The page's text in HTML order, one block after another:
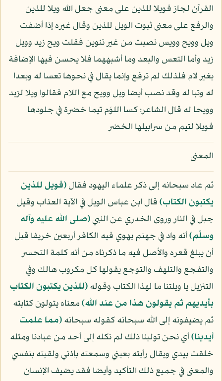
القرآن لجاز فويلا للذين على معنى جعل الله ويلا للذين
والرفع على معنى ثبوت الويل للذين وقال غيره إذا أضفت
ويل وويح وويس نصبت من غير تنوين فقلت ويح زيد وويل
زيد وأما التعس والبعد وما أشبههما فلا يحسن فيها الإضافة
بغير لام فلذلك لم ترفع وإنما يقال في نحوها تعسا له وبعدا
له وتبا له وقد نصب أيضا ويل وويح مع اللام فقالوا ويلا لزيد
وويحا له قال الشاعر: كسا اللؤم تيما خضرة في جلودها
فويلا لتيم من سرابيلها الخضر
المعنى
ثم عاد سبحانه إلى ذكر علماء اليهود فقال﴿فويل للذين
يكتبون الكتاب﴾قال ابن عباس الويل في الآية العذاب وقيل
جبل في النار وروى الخدري عن النبي(صلى الله عليه وآله
وسلّم)أنه واد في جهنم يهوي فيه الكافر أربعين خريفا قبل
أن يبلغ قعره والأصل فيه ما ذكرناه من أنه كلمة التحسر
والتفجع والتلهف والتوجع يقولها كل مكروب هالك وفي
التنزيل يا ويلتنا ما لهذا الكتاب وقوله﴿للذين يكتبون الكتاب
بأيديهم ثم يقولون هذا من عند الله﴾معناه يتولون كتابته
ثم يضيفونه إلى الله سبحانه كقوله سبحانه﴿مما علمت
أيدينا﴾أي نحن تولينا ذلك لم نكله إلى أحد من عبادنا ومثله
خلقت بيدي ويقال رأيته بعيني وسمعته بإذني ولقيته بنفسي
والمعنى في جميع ذلك التأكيد وأيضا فقد يضيف الإنسان